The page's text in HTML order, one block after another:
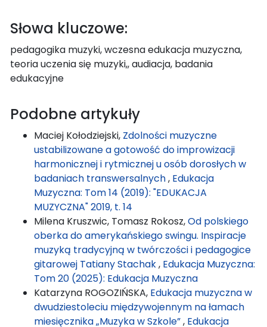
Słowa kluczowe:
pedagogika muzyki, wczesna edukacja muzyczna,
teoria uczenia się muzyki,, audiacja, badania
edukacyjne
Podobne artykuły
Maciej Kołodziejski, Zdolności muzyczne
ustabilizowane a gotowość do improwizacji
harmonicznej i rytmicznej u osób dorosłych w
badaniach transwersalnych, Edukacja
Muzyczna: Tom 14 (2019): "EDUKACJA
MUZYCZNA" 2019, t. 14
Milena Kruszwic, Tomasz Rokosz,Od polskiego
oberka do amerykańskiego swingu. Inspiracje
muzyką tradycyjną w twórczości i pedagogice
gitarowej Tatiany Stachak, Edukacja Muzyczna:
Tom 20 (2025): Edukacja Muzyczna
Katarzyna ROGOZIŃSKA, Edukacja muzyczna w
dwudziestoleciu międzywojennym na łamach
miesięcznika „Muzyka w Szkole”, Edukacja